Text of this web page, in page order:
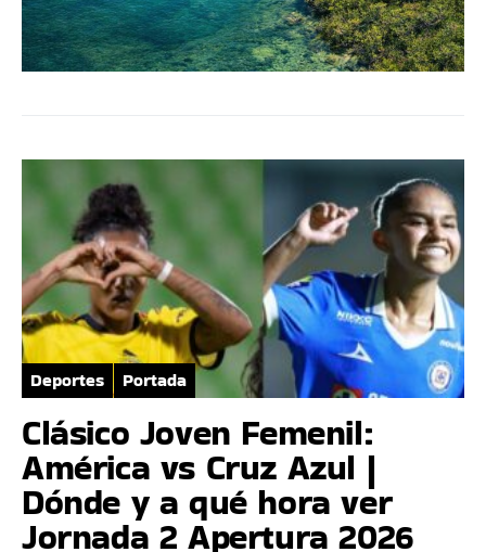
Deportes Portada
Clásico Joven Femenil:
América vs Cruz Azul |
Dónde y a qué hora ver
Jornada 2 Apertura 2026